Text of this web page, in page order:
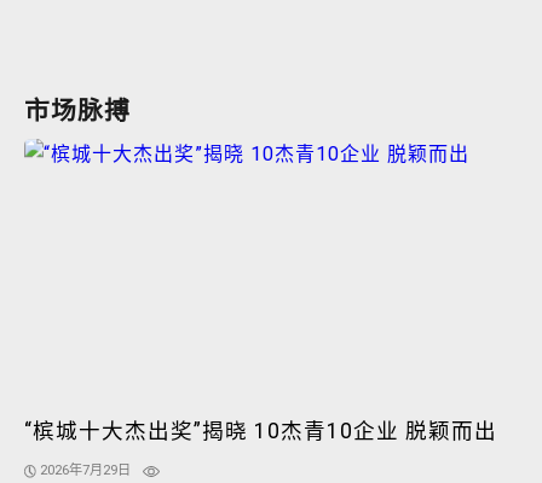
市场脉搏
“槟城十大杰出奖”揭晓 10杰青10企业 脱颖而出
2026年7月29日